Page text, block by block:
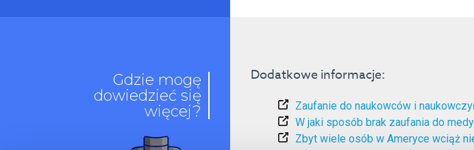
Gdzie mogę
dowiedzieć się
więcej?
Dodatkowe informacje:
Zaufanie do naukowców i
W jaki sposób brak zaufania do
Zbyt wiele osób w Ameryce wciąż